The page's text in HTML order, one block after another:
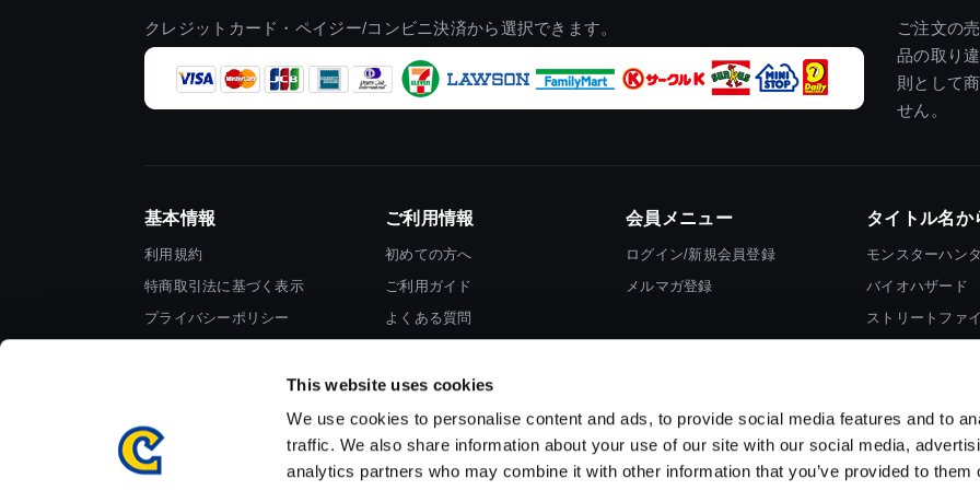
This website uses cookies
We use cookies to personalise content and ads, to provide social media features and to
traffic. We also share information about your use of our site with our social media,
analytics partners who may combine it with other information that you’ve provided to them
クレジットカード・ペイジー/コンビニ決済から選択できます。
ご注文の
品の取り
則として
せん。
基本情報
利用規約
特商取引法に基づく表示
プライバシーポリシー
ご利用情報
初めての方へ
ご利用ガイド
よくある質問
会員メニュー
ログイン/新規会員登録
メルマガ登録
タイトル名か
モンスターハン
バイオハザード
ストリートファ